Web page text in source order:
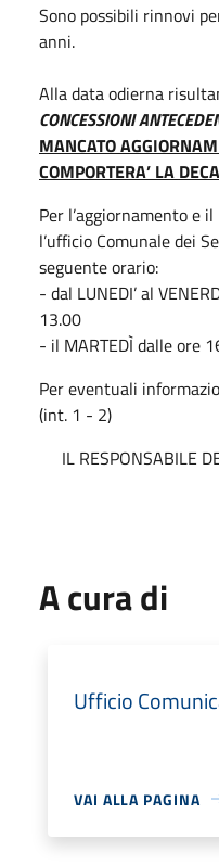
Sono possibili rinnovi
anni.
Alla data odierna
CONCESSIONI
MANCATO
COMPORTERA’ LA
Per l’aggiornamento e
l’ufficio Comunale dei
seguente orario:
- dal LUNEDI’ al
13.00
- il MARTEDÌ dalle ore
Per eventuali
(int. 1 - 2)
IL RESPONSABILE
A cura di
Ufficio
VAI ALLA PAGINA